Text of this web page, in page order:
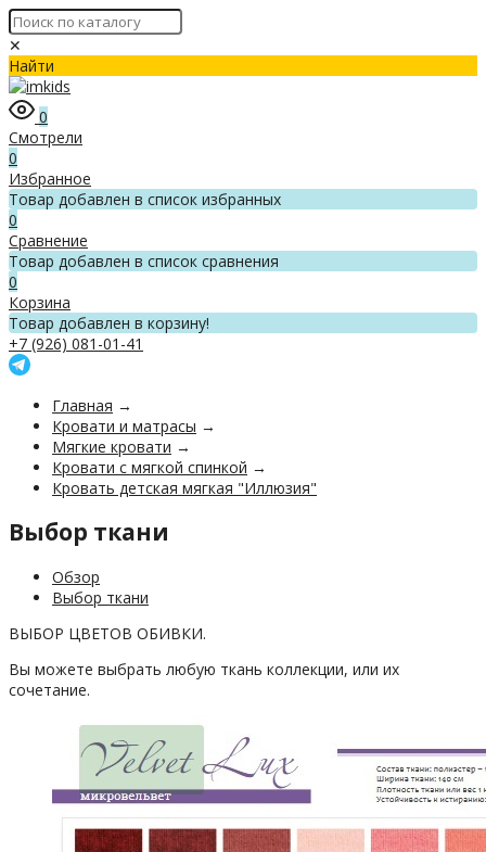
✕
Найти
0
Смотрели
0
Избранное
Товар добавлен в список избранных
0
Сравнение
Товар добавлен в список сравнения
0
Корзина
Товар добавлен в корзину!
+7 (926) 081-01-41
Главная →
Кровати и матрасы →
Мягкие кровати →
Кровати с мягкой спинкой →
Кровать детская мягкая "Иллюзия"
Выбор ткани
Обзор
Выбор ткани
ВЫБОР ЦВЕТОВ ОБИВКИ.
Вы можете выбрать любую ткань коллекции, или их
сочетание.